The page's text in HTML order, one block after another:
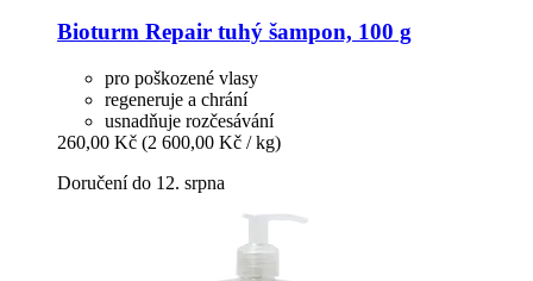
Bioturm Repair tuhý šampon, 100 g
pro poškozené vlasy
regeneruje a chrání
usnadňuje rozčesávání
260,00 Kč (2 600,00 Kč / kg)
Doručení do 12. srpna